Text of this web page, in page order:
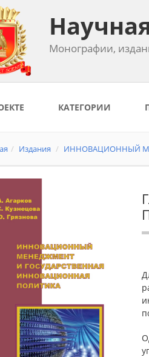
Монографии,
КАТЕГОРИИ
Издания ИННОВАЦИОННЫЙ